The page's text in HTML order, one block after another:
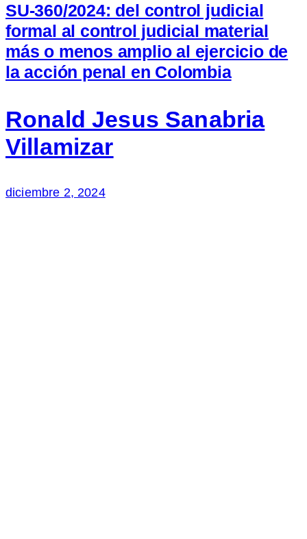
SU-360/2024: del control judicial
formal al control judicial material
más o menos amplio al ejercicio de
la acción penal en Colombia
Ronald Jesus Sanabria
Villamizar
diciembre 2, 2024